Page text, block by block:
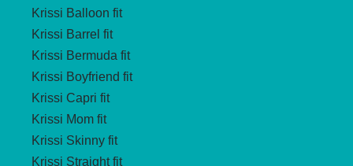
Krissi Balloon fit
Krissi Barrel fit
Krissi Bermuda fit
Krissi Boyfriend fit
Krissi Capri fit
Krissi Mom fit
Krissi Skinny fit
Krissi Straight fit